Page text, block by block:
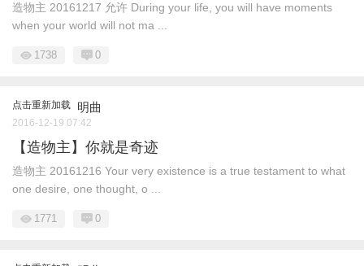
造物主 20161217 允许 During your life, you will have moments
when your world will not ma ...
1738 0
点击重新加载 明曲
2016-12-19 07:42
【造物主】你就是奇迹
造物主 20161216 Your very existence is a true testament to what
one desire, one thought, o ...
1771 0